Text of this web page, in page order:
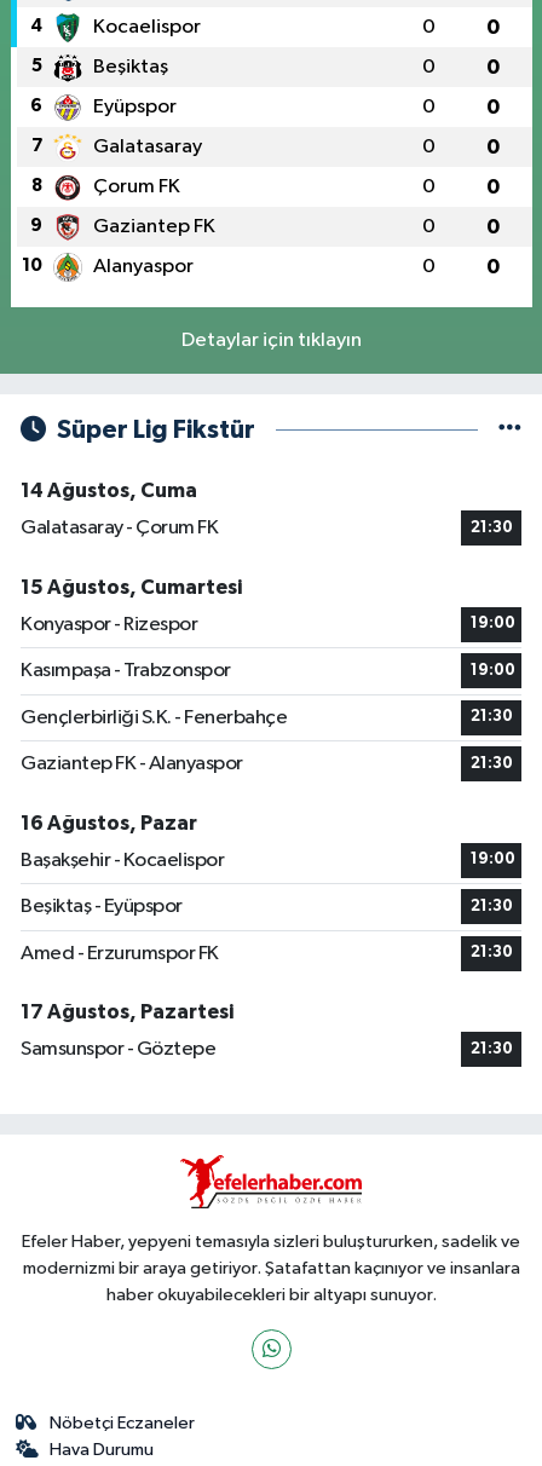
4 Kocaelispor 0 0
5 Beşiktaş 0 0
6 Eyüpspor 0 0
7 Galatasaray 0 0
8 Çorum FK 0 0
9 Gaziantep FK 0 0
10 Alanyaspor 0 0
Detaylar için tıklayın
Süper Lig Fikstür
14 Ağustos, Cuma
Galatasaray - Çorum FK
21:30
15 Ağustos, Cumartesi
Konyaspor - Rizespor
19:00
Kasımpaşa - Trabzonspor 19:00
Gençlerbirliği S.K. - Fenerbahçe 21:30
Gaziantep FK - Alanyaspor 21:30
16 Ağustos, Pazar
Başakşehir - Kocaelispor
19:00
Beşiktaş - Eyüpspor 21:30
Amed - Erzurumspor FK 21:30
17 Ağustos, Pazartesi
Samsunspor - Göztepe
21:30
Efeler Haber, yepyeni temasıyla sizleri buluştururken, sadelik ve
modernizmi bir araya getiriyor. Şatafattan kaçınıyor ve insanlara
haber okuyabilecekleri bir altyapı sunuyor.
Nöbetçi Eczaneler
Hava Durumu